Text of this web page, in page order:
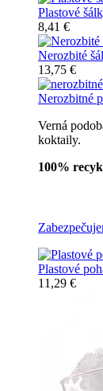
Plastové
8,41 €
Nerozbité
13,75 €
Nerozbitné
Verná
koktaily.
100%
Plastové
11,29 €